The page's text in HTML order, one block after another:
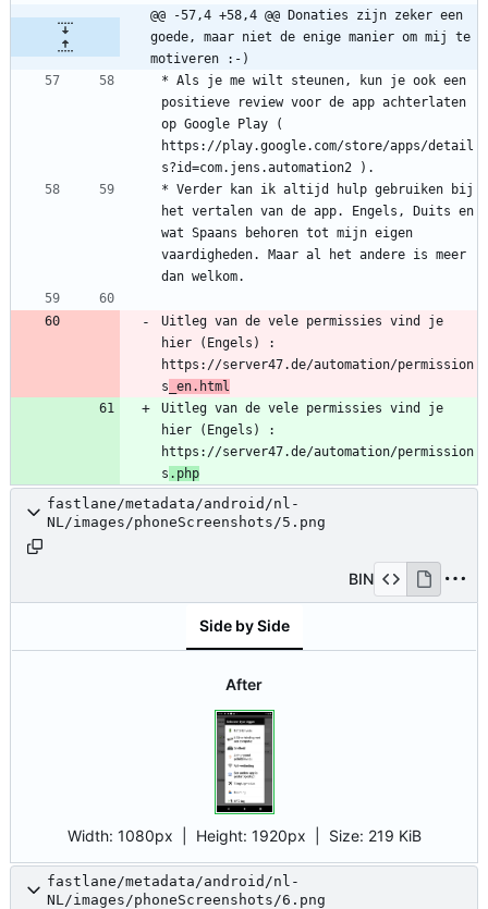
@@ -57,4 +58,4 @@ Donaties zijn zeker een
goede, maar niet de enige manier om mij te
motiveren :-)
* Als je me wilt steunen, kun je ook een
positieve review voor de app achterlaten
op Google Play (
https://play.google.com/store/apps/detail
* Verder kan ik altijd hulp gebruiken bij
het vertalen van de app. Engels, Duits en
wat Spaans behoren tot mijn eigen
vaardigheden. Maar al het andere is meer
Uitleg van de vele permissies vind je
hier (Engels) :
https://server47.de/automation/permission
s _en.html
Uitleg van de vele permissies vind je
hier (Engels) :
https://server47.de/automation/permission
s .php
fastlane/metadata/android/nl-
NL/images/phoneScreenshots/5.png
BIN
Side by Side
After
Width: 1080px | Height: 1920px Size: 219 KiB
fastlane/metadata/android/nl-
NL/images/phoneScreenshots/6.png